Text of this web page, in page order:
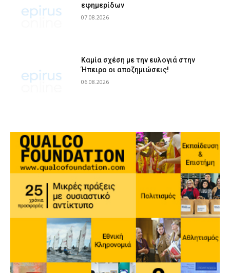
εφημερίδων
07.08.2026
Καμία σχέση με την ευλογιά στην
Ήπειρο οι αποζημιώσεις!
06.08.2026